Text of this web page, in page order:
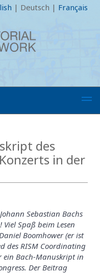
| Deutsch | Français
des
in der
Sebastian Bachs
Spaß beim Lesen
Boomhower (er ist
des RISM Coordinating
ein Bach-Manuskript in
Der Beitrag